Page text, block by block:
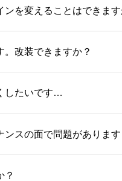
ンを変えることはできま
改装できますか？
したいです…
ンスの面で問題がありま
？